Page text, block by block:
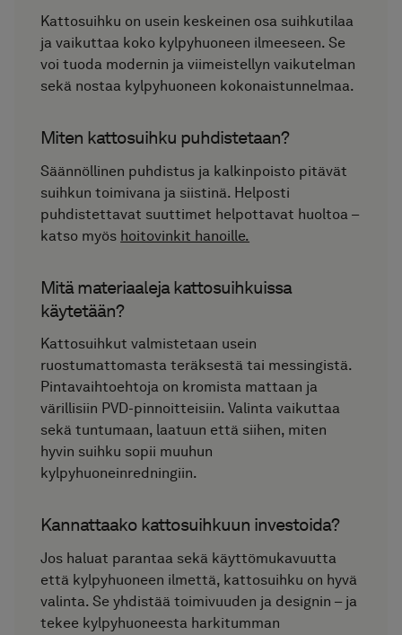
Kattosuihku on usein keskeinen osa suihkutilaa
ja vaikuttaa koko kylpyhuoneen ilmeeseen. Se
voi tuoda modernin ja viimeistellyn vaikutelman
sekä nostaa kylpyhuoneen kokonaistunnelmaa.
Miten kattosuihku puhdistetaan?
Säännöllinen puhdistus ja kalkinpoisto pitävät
suihkun toimivana ja siistinä. Helposti
puhdistettavat suuttimet helpottavat huoltoa –
katso myös hoitovinkit hanoille.
Mitä materiaaleja kattosuihkuissa
käytetään?
Kattosuihkut valmistetaan usein
ruostumattomasta teräksestä tai messingistä.
Pintavaihtoehtoja on kromista mattaan ja
värillisiin PVD-pinnoitteisiin. Valinta vaikuttaa
sekä tuntumaan, laatuun että siihen, miten
hyvin suihku sopii muuhun
kylpyhuoneinredningiin.
Kannattaako kattosuihkuun investoida?
Jos haluat parantaa sekä käyttömukavuutta
että kylpyhuoneen ilmettä, kattosuihku on hyvä
valinta. Se yhdistää toimivuuden ja designin – ja
tekee kylpyhuoneesta harkitumman